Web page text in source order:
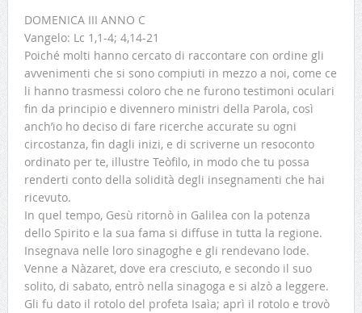
DOMENICA III ANNO C
Vangelo: Lc 1,1-4; 4,14-21
Poiché molti hanno cercato di raccontare con ordine gli
avvenimenti che si sono compiuti in mezzo a noi, come ce
li hanno trasmessi coloro che ne furono testimoni oculari
fin da principio e divennero ministri della Parola, così
anch’io ho deciso di fare ricerche accurate su ogni
circostanza, fin dagli inizi, e di scriverne un resoconto
ordinato per te, illustre Teòfilo, in modo che tu possa
renderti conto della solidità degli insegnamenti che hai
ricevuto.
In quel tempo, Gesù ritornò in Galilea con la potenza
dello Spirito e la sua fama si diffuse in tutta la regione.
Insegnava nelle loro sinagoghe e gli rendevano lode.
Venne a Nàzaret, dove era cresciuto, e secondo il suo
solito, di sabato, entrò nella sinagoga e si alzò a leggere.
Gli fu dato il rotolo del profeta Isaìa; aprì il rotolo e trovò